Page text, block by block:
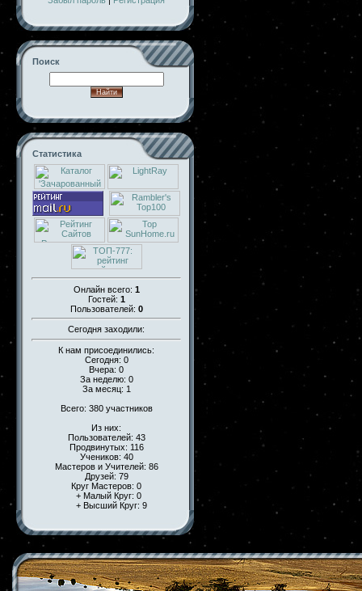
Поиск
Статистика
Онлайн всего: 1
Гостей: 1
Пользователей: 0
Сегодня заходили:
К нам присоединились:
Сегодня: 0
Вчера: 0
За неделю: 0
За месяц: 1
Всего: 380 участников
Из них:
Пользователей: 43
Продвинутых: 116
Учеников: 40
Мастеров и Учителей: 86
Друзей: 79
Круг Мастеров: 0
+ Малый Круг: 0
+ Высший Круг: 9